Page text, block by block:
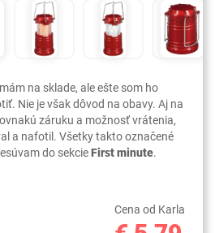
na sklade, ale ešte som ho
Nie je však dôvod na obavy. Aj na
záruku a možnosť vrátenia,
a nafotil. Všetky takto označené
do sekcieFirst minute.
Cena od Karla